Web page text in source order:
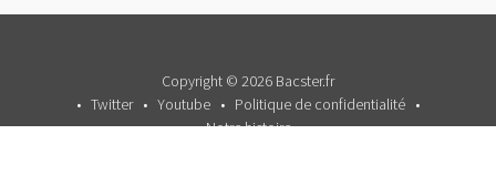
Copyright © 2026 Bacster.fr
Twitter
Youtube
Politique de confidentialité
Notre histoire